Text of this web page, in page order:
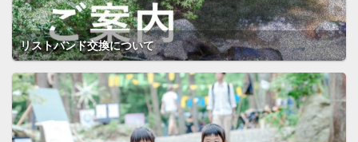
リストバンド交換について